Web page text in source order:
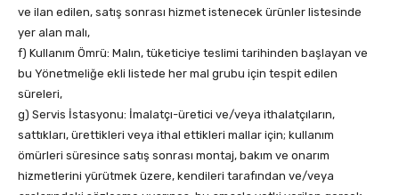
ve ilan edilen, satış sonrası hizmet istenecek ürünler listesinde
yer alan malı,
f) Kullanım Ömrü: Malın, tüketiciye teslimi tarihinden başlayan ve
bu Yönetmeliğe ekli listede her mal grubu için tespit edilen
süreleri,
g) Servis İstasyonu: İmalatçı-üretici ve/veya ithalatçıların,
sattıkları, ürettikleri veya ithal ettikleri mallar için; kullanım
ömürleri süresince satış sonrası montaj, bakım ve onarım
hizmetlerini yürütmek üzere, kendileri tarafından ve/veya